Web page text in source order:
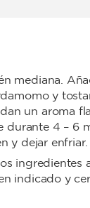
mediana.
y
un aroma
durante 4 – 6
y dejar enfriar.
ingredientes
indicado y